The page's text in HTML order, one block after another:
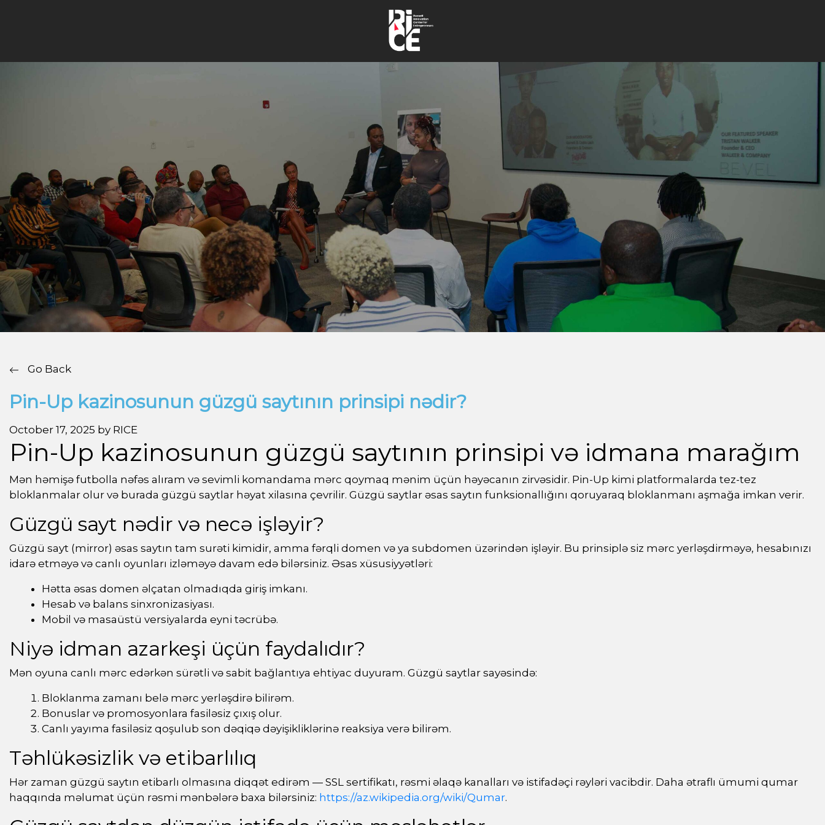
Go Back
Pin-Up kazinosunun güzgü saytının prinsipi nədir?
October 17, 2025 by RICE
Pin-Up kazinosunun güzgü saytının prinsipi və idmana marağım
Mən həmişə futbolla nəfəs alıram və sevimli komandama mərc qoymaq mənim üçün həyəcanın zirvəsidir. Pin-Up kimi platformalarda tez-tez
bloklanmalar olur və burada güzgü saytlar həyat xilasına çevrilir. Güzgü saytlar əsas saytın funksionallığını qoruyaraq bloklanmanı aşmağa imkan verir.
Güzgü sayt nədir və necə işləyir?
Güzgü sayt (mirror) əsas saytın tam surəti kimidir, amma fərqli domen və ya subdomen üzərindən işləyir. Bu prinsiplə siz mərc yerləşdirməyə, hesabınızı
idarə etməyə və canlı oyunları izləməyə davam edə bilərsiniz. Əsas xüsusiyyətləri:
Hətta əsas domen əlçatan olmadıqda giriş imkanı.
Hesab və balans sinxronizasiyası.
Mobil və masaüstü versiyalarda eyni təcrübə.
Niyə idman azarkeşi üçün faydalıdır?
Mən oyuna canlı mərc edərkən sürətli və sabit bağlantıya ehtiyac duyuram. Güzgü saytlar sayəsində:
Bloklanma zamanı belə mərc yerləşdirə bilirəm.
Bonuslar və promosyonlara fasiləsiz çıxış olur.
Canlı yayıma fasiləsiz qoşulub son dəqiqə dəyişikliklərinə reaksiya verə bilirəm.
Təhlükəsizlik və etibarlılıq
Hər zaman güzgü saytın etibarlı olmasına diqqət edirəm — SSL sertifikatı, rəsmi əlaqə kanalları və istifadəçi rəyləri vacibdir. Daha ətraflı ümumi qumar
haqqında məlumat üçün rəsmi mənbələrə baxa bilərsiniz: https://az.wikipedia.org/wiki/Qumar.